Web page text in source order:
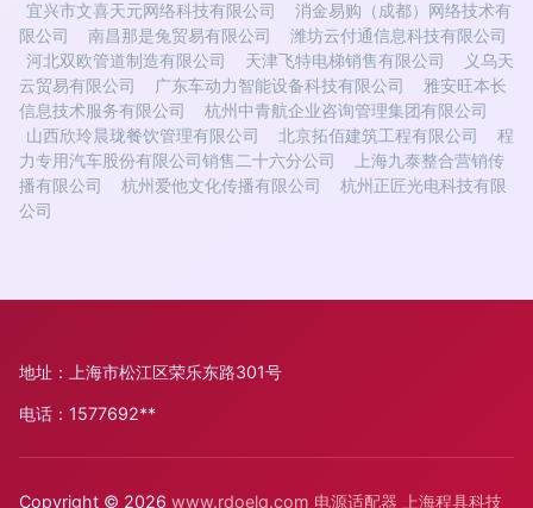
宜兴市文喜天元网络科技有限公司
消金易购（成都）网络技术有
限公司
南昌那是兔贸易有限公司
潍坊云付通信息科技有限公司
河北双欧管道制造有限公司
天津飞特电梯销售有限公司
义乌天
云贸易有限公司
广东车动力智能设备科技有限公司
雅安旺本长
信息技术服务有限公司
杭州中青航企业咨询管理集团有限公司
山西欣玲晨珑餐饮管理有限公司
北京拓佰建筑工程有限公司
程
力专用汽车股份有限公司销售二十六分公司
上海九泰整合营销传
播有限公司
杭州爱他文化传播有限公司
杭州正匠光电科技有限
公司
地址：上海市松江区荣乐东路301号
电话：1577692**
Copyright © 2026 www.rdoelq.com 电源适配器 上海程具科技